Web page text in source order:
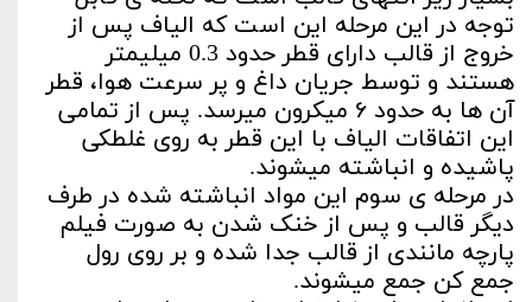
توجه در این مرحله این است که الیاف پس از
خروج از قالب دارای قطر حدود 0.3 میلیمتر
هستند و توسط جریان داغ و پر سرعت هوا، قطر
آن ها به حدود ۶ میکرون میرسد. پس از تمامی
این اتفاقات الياف با این قطر به روی غلطکی
پاشيده و انباشته میشوند.
در مرحله ی سوم این مواد انباشته شده در طرف
دیگر قالب و پس از خنک شدن به صورت فیلم
پارچه مانندی از قالب جدا شده و بر روی رول
جمع کن جمع میشوند.